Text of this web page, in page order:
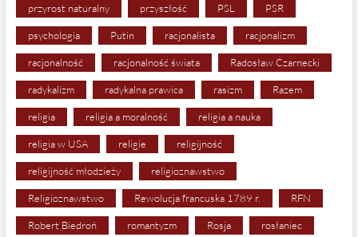
przyrost naturalny przyszłość PSL PSR
psychologia Putin racjonalista racjonalizm
racjonalność racjonalność świata Radosław Czarnecki
radykalizm radykalna prawica rasizm Razem
religia religia a moralność religia a nauka
religia w USA religie religijność
religijność młodzieży religioznawstwo
Religioznawstwo Rewolucja francuska 1789 r. RFN
Robert Biedroń romantyzm Rosja rosłaniec